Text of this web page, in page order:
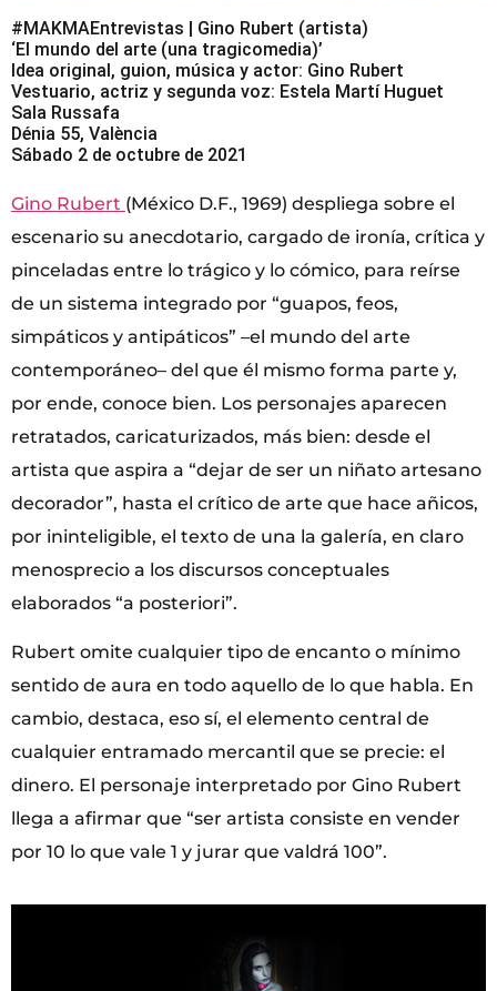
#MAKMAEntrevistas | Gino Rubert (artista)
‘El mundo del arte (una tragicomedia)’
Idea original, guion, música y actor: Gino Rubert
Vestuario, actriz y segunda voz: Estela Martí Huguet
Sala Russafa
Dénia 55, València
Sábado 2 de octubre de 2021
Gino Rubert (México D.F., 1969) despliega sobre el
escenario su anecdotario, cargado de ironía, crítica y
pinceladas entre lo trágico y lo cómico, para reírse
de un sistema integrado por “guapos, feos,
simpáticos y antipáticos” –el mundo del arte
contemporáneo– del que él mismo forma parte y,
por ende, conoce bien. Los personajes aparecen
retratados, caricaturizados, más bien: desde el
artista que aspira a “dejar de ser un niñato artesano
decorador”, hasta el crítico de arte que hace añicos,
por ininteligible, el texto de una la galería, en claro
menosprecio a los discursos conceptuales
elaborados “a posteriori”.
Rubert omite cualquier tipo de encanto o mínimo
sentido de aura en todo aquello de lo que habla. En
cambio, destaca, eso sí, el elemento central de
cualquier entramado mercantil que se precie: el
dinero. El personaje interpretado por Gino Rubert
llega a afirmar que “ser artista consiste en vender
por 10 lo que vale 1 y jurar que valdrá 100”.